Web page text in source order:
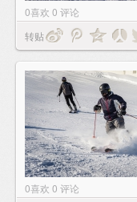
0喜欢 0 评论
转贴
0喜欢 0 评论